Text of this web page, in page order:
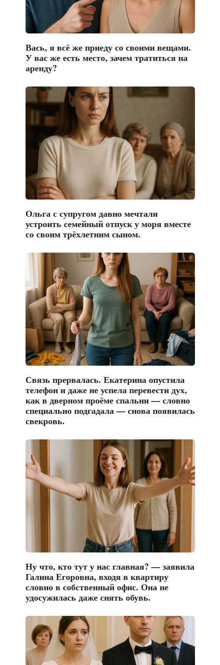
Вась, я всё же приеду со своими вещами.
У вас же есть место, зачем тратиться на
аренду?
Ольга с супругом давно мечтали
устроить семейный отпуск у моря вместе
со своим трёхлетним сыном.
Связь прервалась. Екатерина опустила
телефон и даже не успела перевести дух,
как в дверном проёме спальни — словно
специально подгадала — снова появилась
свекровь.
Ну что, кто тут у нас главная? — заявила
Галина Егоровна, входя в квартиру
словно в собственный офис. Она не
удосужилась даже снять обувь.